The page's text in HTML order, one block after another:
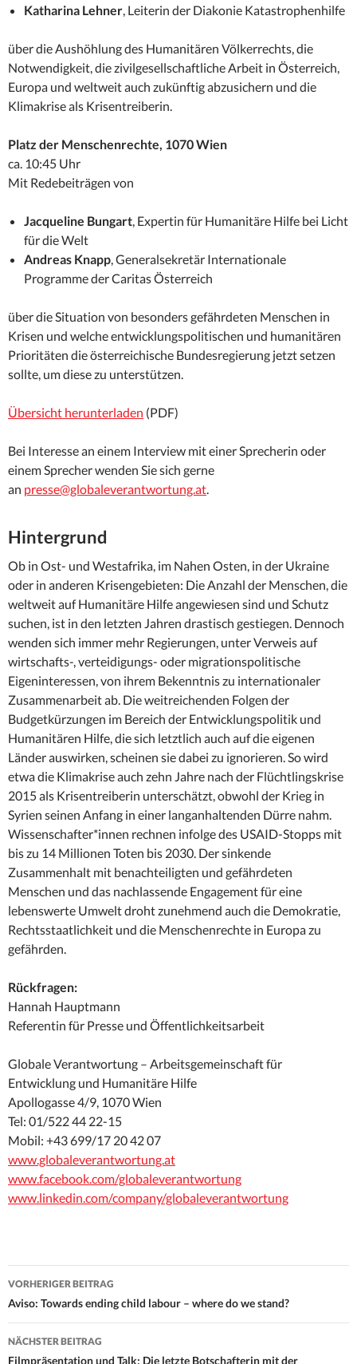
Katharina Lehner, Leiterin der Diakonie Katastrophenhilfe
über die Aushöhlung des Humanitären Völkerrechts, die
Notwendigkeit, die zivilgesellschaftliche Arbeit in Österreich,
Europa und weltweit auch zukünftig abzusichern und die
Klimakrise als Krisentreiberin.
Platz der Menschenrechte, 1070 Wien
ca. 10:45 Uhr
Mit Redebeiträgen von
Jacqueline Bungart, Expertin für Humanitäre Hilfe bei Licht
für die Welt
Andreas Knapp, Generalsekretär Internationale
Programme der Caritas Österreich
über die Situation von besonders gefährdeten Menschen in
Krisen und welche entwicklungspolitischen und humanitären
Prioritäten die österreichische Bundesregierung jetzt setzen
sollte, um diese zu unterstützen.
Übersicht herunterladen (PDF)
Bei Interesse an einem Interview mit einer Sprecherin oder
einem Sprecher wenden Sie sich gerne
an presse@globaleverantwortung.at.
Hintergrund
Ob in Ost- und Westafrika, im Nahen Osten, in der Ukraine
oder in anderen Krisengebieten: Die Anzahl der Menschen, die
weltweit auf Humanitäre Hilfe angewiesen sind und Schutz
suchen, ist in den letzten Jahren drastisch gestiegen. Dennoch
wenden sich immer mehr Regierungen, unter Verweis auf
wirtschafts-, verteidigungs- oder migrationspolitische
Eigeninteressen, von ihrem Bekenntnis zu internationaler
Zusammenarbeit ab. Die weitreichenden Folgen der
Budgetkürzungen im Bereich der Entwicklungspolitik und
Humanitären Hilfe, die sich letztlich auch auf die eigenen
Länder auswirken, scheinen sie dabei zu ignorieren. So wird
etwa die Klimakrise auch zehn Jahre nach der Flüchtlingskrise
2015 als Krisentreiberin unterschätzt, obwohl der Krieg in
Syrien seinen Anfang in einer langanhaltenden Dürre nahm.
Wissenschafter*innen rechnen infolge des USAID-Stopps mit
bis zu 14 Millionen Toten bis 2030. Der sinkende
Zusammenhalt mit benachteiligten und gefährdeten
Menschen und das nachlassende Engagement für eine
lebenswerte Umwelt droht zunehmend auch die Demokratie,
Rechtsstaatlichkeit und die Menschenrechte in Europa zu
gefährden.
Rückfragen:
Hannah Hauptmann
Referentin für Presse und Öffentlichkeitsarbeit
Globale Verantwortung – Arbeitsgemeinschaft für
Entwicklung und Humanitäre Hilfe
Apollogasse 4/9, 1070 Wien
Tel: 01/522 44 22-15
Mobil: +43 699/17 20 42 07
www.globaleverantwortung.at
www.facebook.com/globaleverantwortung
www.linkedin.com/company/globaleverantwortung
Beitrags-
Navigation
VORHERIGER BEITRAG
Aviso: Towards ending child labour – where do we stand?
NÄCHSTER BEITRAG
Filmpräsentation und Talk: Die letzte Botschafterin mit der